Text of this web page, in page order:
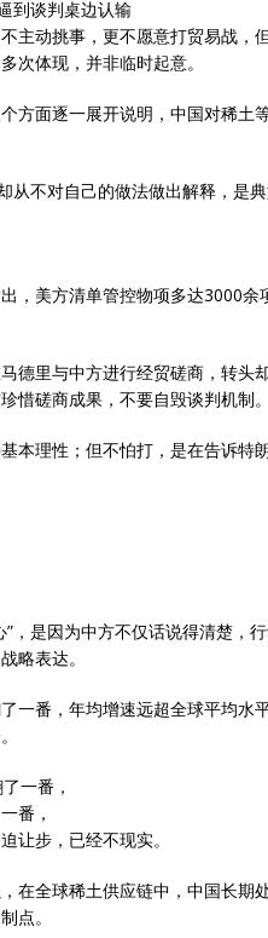
到谈判桌边认输
主动挑事，更不愿意打贸易战，
次体现，并非临时起意。
方面逐一展开说明，中国对稀土
从不对自己的做法做出解释，是典
，美方清单管控物项多达3000
德里与中方进行经贸磋商，转头
惜磋商成果，不要自毁谈判机制。
本理性；但不怕打，是在告诉特
，是因为中方不仅话说得清楚，
略表达。
一番，年均增速远超全球平均水
番，
让步，已经不现实。
在全球稀土供应链中，中国长期
点。